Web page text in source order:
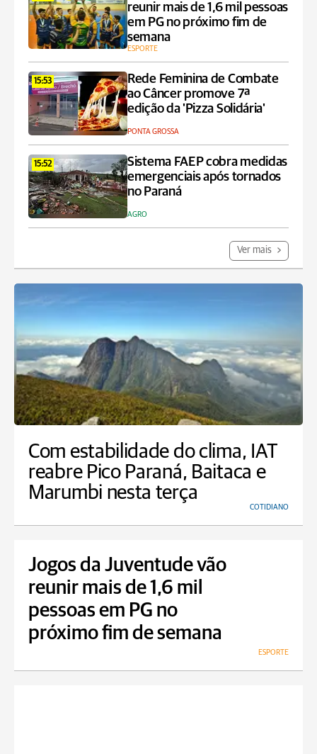
reunir mais de 1,6 mil pessoas
em PG no próximo fim de
semana
ESPORTE
15:53
Rede Feminina de Combate
ao Câncer promove 7ª
edição da 'Pizza Solidária'
PONTA GROSSA
15:52
Sistema FAEP cobra medidas
emergenciais após tornados
no Paraná
AGRO
Ver mais
Com estabilidade do clima, IAT
reabre Pico Paraná, Baitaca e
Marumbi nesta terça
COTIDIANO
Jogos da Juventude vão
reunir mais de 1,6 mil
pessoas em PG no
próximo fim de semana
ESPORTE